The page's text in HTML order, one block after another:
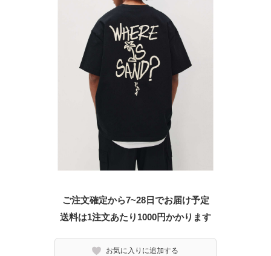
ご注文確定から7~28日でお届け予定
送料は1注文あたり 1000円かかります
お気に入りに追加する